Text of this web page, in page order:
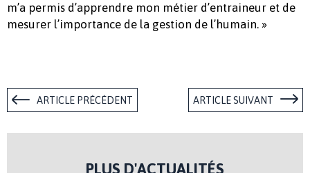
m’a permis d’apprendre mon métier d’entraineur et de
mesurer l’importance de la gestion de l’humain. »
ARTICLE PRÉCÉDENT ARTICLE SUIVANT
PLUS D'ACTUALITÉS